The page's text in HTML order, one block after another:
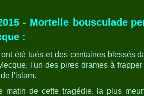
- Mortelle bousculade
:
été tués et des centaines blessés
l'un des pires drames à
l'islam.
matin de cette tragédie, la plus